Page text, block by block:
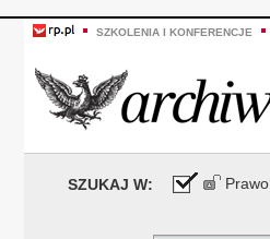
SZKOLENIA I KONFERENCJE
SZUKAJ W: Prawo